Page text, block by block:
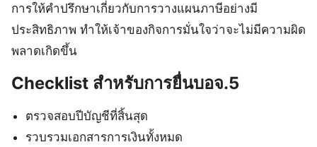
การให้คำปรึกษาเกี่ยวกับการวางแผนภาษีอย่างมี
ประสิทธิภาพ ทำให้เจ้าของกิจการมั่นใจว่าจะไม่มีความผิด
พลาดเกิดขึ้น
Checklist สำหรับการยื่นบอจ.5
ตรวจสอบปีบัญชีที่สิ้นสุด
รวบรวมเอกสารการเงินทั้งหมด